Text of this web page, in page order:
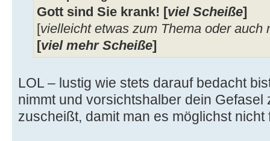
Gott sind Sie krank! [viel Scheiße]
[vielleicht etwas zum Thema oder auch
[viel mehr Scheiße]
LOL – lustig wie stets darauf bedacht
nimmt und vorsichtshalber dein Gefasel
zuscheißt, damit man es möglichst nicht